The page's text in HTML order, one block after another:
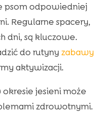
psom odpowiedniej
Regularne spacery,
dni, są kluczowe.
do rutyny zabawy
aktywizacji.
jesieni może
zdrowotnymi.